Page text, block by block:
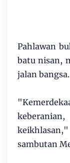
Pahlawan
batu nisan,
jalan bangsa.
sambutan